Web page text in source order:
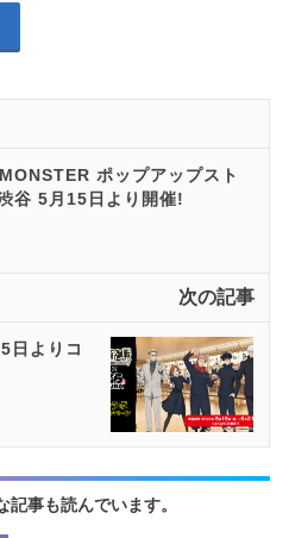
ポップアップスト
谷 5月15日より開催!
次の記事
日よりコ
事も読んでいます。